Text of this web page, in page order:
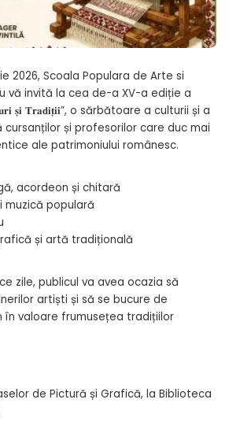
2026, Scoala Populara de Arte si
vă invită la cea de-a XV-a ediție a
𝐬̦𝐢 𝐓𝐫𝐚𝐝𝐢𝐭̦𝐢𝐢”, o sărbătoare a culturii și a
și profesorilor care duc mai
ale patrimoniului românesc.
acordeon și chitară
muzică populară
și artă tradițională
zile, publicul va avea ocazia să
artiști și să se bucure de
în valoare frumusețea tradițiilor
de Pictură și Grafică, la Biblioteca